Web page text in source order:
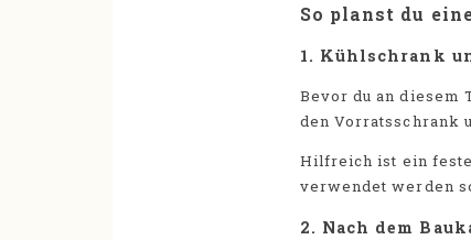
So planst du
1. Kühlschrank
Bevor du an diesem
den Vorratsschrank
Hilfreich ist ein
verwendet werden
2. Nach dem